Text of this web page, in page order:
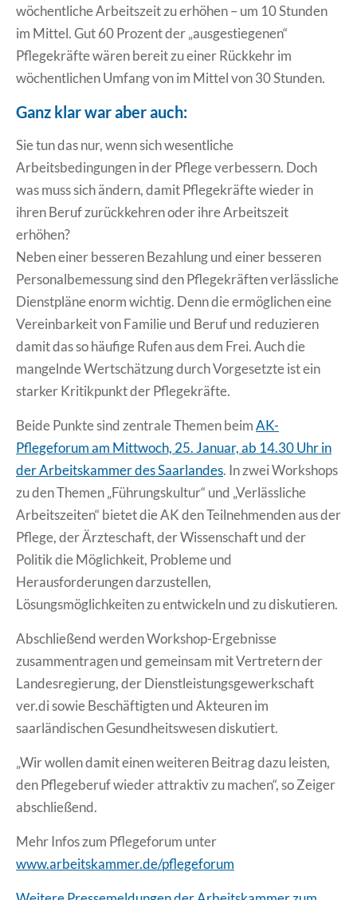
wöchentliche Arbeitszeit zu erhöhen – um 10 Stunden
im Mittel. Gut 60 Prozent der „ausgestiegenen“
Pflegekräfte wären bereit zu einer Rückkehr im
wöchentlichen Umfang von im Mittel von 30 Stunden.
Ganz klar war aber auch:
Sie tun das nur, wenn sich wesentliche
Arbeitsbedingungen in der Pflege verbessern. Doch
was muss sich ändern, damit Pflegekräfte wieder in
ihren Beruf zurückkehren oder ihre Arbeitszeit
erhöhen?
Neben einer besseren Bezahlung und einer besseren
Personalbemessung sind den Pflegekräften verlässliche
Dienstpläne enorm wichtig. Denn die ermöglichen eine
Vereinbarkeit von Familie und Beruf und reduzieren
damit das so häufige Rufen aus dem Frei. Auch die
mangelnde Wertschätzung durch Vorgesetzte ist ein
starker Kritikpunkt der Pflegekräfte.
Beide Punkte sind zentrale Themen beimAK-
Pflegeforum am Mittwoch, 25. Januar, ab 14.30 Uhr in
der Arbeitskammer des Saarlandes. In zwei Workshops
zu den Themen „Führungskultur“ und „Verlässliche
Arbeitszeiten“ bietet die AK den Teilnehmenden aus der
Pflege, der Ärzteschaft, der Wissenschaft und der
Politik die Möglichkeit, Probleme und
Herausforderungen darzustellen,
Lösungsmöglichkeiten zu entwickeln und zu diskutieren.
Abschließend werden Workshop-Ergebnisse
zusammentragen und gemeinsam mit Vertretern der
Landesregierung, der Dienstleistungsgewerkschaft
ver.di sowie Beschäftigten und Akteuren im
saarländischen Gesundheitswesen diskutiert.
„Wir wollen damit einen weiteren Beitrag dazu leisten,
den Pflegeberuf wieder attraktiv zu machen“, so Zeiger
abschließend.
Mehr Infos zum Pflegeforum unter
www.arbeitskammer.de/pflegeforum